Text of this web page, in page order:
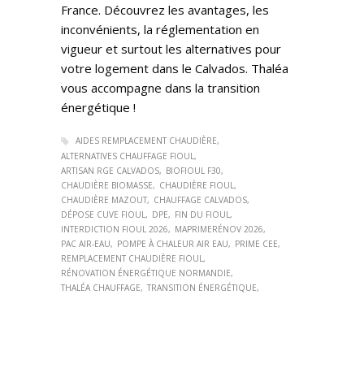
France. Découvrez les avantages, les
inconvénients, la réglementation en
vigueur et surtout les alternatives pour
votre logement dans le Calvados. Thaléa
vous accompagne dans la transition
énergétique !
AIDES REMPLACEMENT CHAUDIÈRE
ALTERNATIVES CHAUFFAGE FIOUL
ARTISAN RGE CALVADOS
BIOFIOUL F30
CHAUDIÈRE BIOMASSE
CHAUDIÈRE FIOUL
CHAUDIÈRE MAZOUT
CHAUFFAGE CALVADOS
DÉPOSE CUVE FIOUL
DPE
FIN DU FIOUL
INTERDICTION FIOUL 2026
MAPRIMERÉNOV 2026
PAC AIR-EAU
POMPE À CHALEUR AIR EAU
PRIME CEE
REMPLACEMENT CHAUDIÈRE FIOUL
RÉNOVATION ÉNERGÉTIQUE NORMANDIE
THALÉA CHAUFFAGE
TRANSITION ÉNERGÉTIQUE